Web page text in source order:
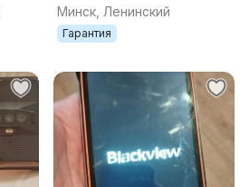
Минск, Ленинский
Гарантия